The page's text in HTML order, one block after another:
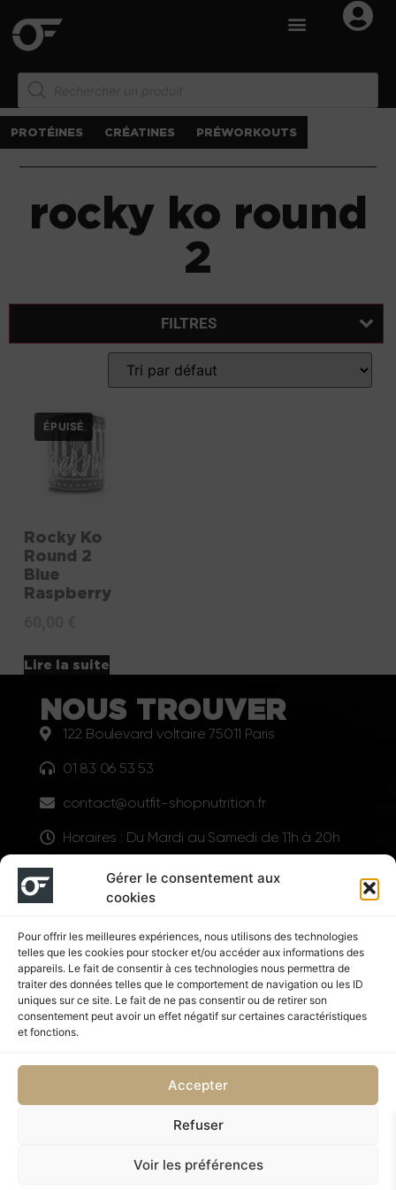
Gérer le consentement aux
cookies
Pour offrir les meilleures expériences, nous utilisons des technologies
telles que les cookies pour stocker et/ou accéder aux informations des
appareils. Le fait de consentir à ces technologies nous permettra de
traiter des données telles que le comportement de navigation ou les ID
uniques sur ce site. Le fait de ne pas consentir ou de retirer son
consentement peut avoir un effet négatif sur certaines caractéristiques
et fonctions.
Accepter
Refuser
Voir les préférences
PROTÉINES CRÉATINES PRÉWORKOUTS
rocky ko round
2
FILTRES
Rocky Ko
Round 2
Blue
Raspberry
Lire la suite
NOUS TROUVER
122 Boulevard voltaire 75011 Paris
01 83 06 53 53
contact@outfit-shopnutrition.fr
Horaires : Du Mardi au Samedi de 11h à 20h
LIENS UTILES